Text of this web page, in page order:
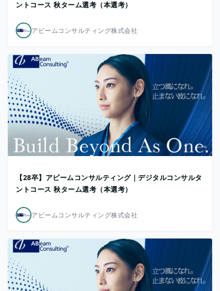
ントコース 秋ターム選考（本選考）
アビームコンサルティング株式会社
【28卒】アビームコンサルティング｜デジタルコンサルタ
ントコース 秋ターム選考（本選考）
アビームコンサルティング株式会社